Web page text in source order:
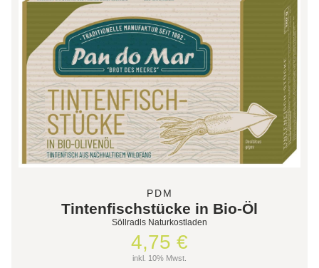
PDM
Tintenfischstücke in Bio-Öl
Söllradls Naturkostladen
4,75 €
inkl. 10% Mwst.